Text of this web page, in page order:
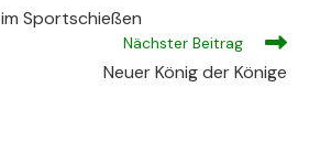
Sportschießen
Nächster Beitrag
Neuer König der Könige